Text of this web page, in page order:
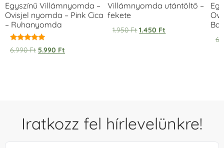
Egyszínű Villámnyomda –
Ovisjel nyomda – Pink Cica
– Ruhanyomda
Értékelés:
5.00
6.990Ft 5.990 Ft
Villámnyomda utántöltő –
fekete
1.950Ft 1.450 Ft
Iratkozz fel hírlevelünkre!